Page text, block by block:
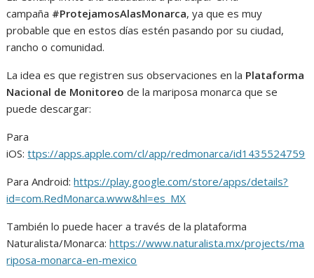
campaña #ProtejamosAlasMonarca, ya que es muy
probable que en estos días estén pasando por su ciudad,
rancho o comunidad.
La idea es que registren sus observaciones en la Plataforma
Nacional de Monitoreo de la mariposa monarca que se
puede descargar:
Para
iOS:ttps://apps.apple.com/cl/app/redmonarca/id1435524759
Para Android:https://play.google.com/store/apps/details?
id=com.RedMonarca.www&hl=es_MX
También lo puede hacer a través de la plataforma
Naturalista/Monarca:https://www.naturalista.mx/projects/ma
riposa-monarca-en-mexico